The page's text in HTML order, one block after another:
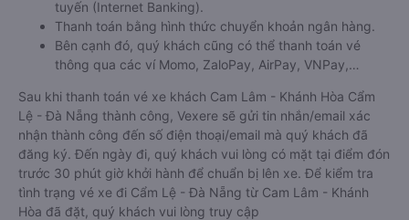
tuyến (Internet Banking).
Thanh toán bằng hình thức chuyển khoản ngân hàng.
Bên cạnh đó, quý khách cũng có thể thanh toán vé
thông qua các ví Momo, ZaloPay, AirPay, VNPay,…
Sau khi thanh toán vé xe khách Cam Lâm - Khánh Hòa Cẩm
Lệ - Đà Nẵng thành công, Vexere sẽ gửi tin nhắn/email xác
nhận thành công đến số điện thoại/email mà quý khách đã
đăng ký. Đến ngày đi, quý khách vui lòng có mặt tại điểm đón
trước 30 phút giờ khởi hành để chuẩn bị lên xe. Để kiểm tra
tình trạng vé xe đi Cẩm Lệ - Đà Nẵng từ Cam Lâm - Khánh
Hòa đã đặt, quý khách vui lòng truy cập